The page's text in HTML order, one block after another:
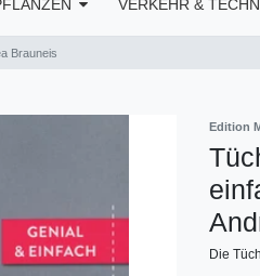
VERKEHR &
Brauneis
Edition
Die